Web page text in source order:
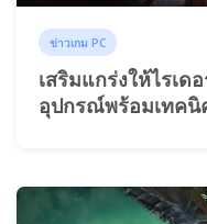
ข่าวเกม PC
เสริมแกร่งให้ไรเด
อุปกรณ์พร้อมเทคนิ